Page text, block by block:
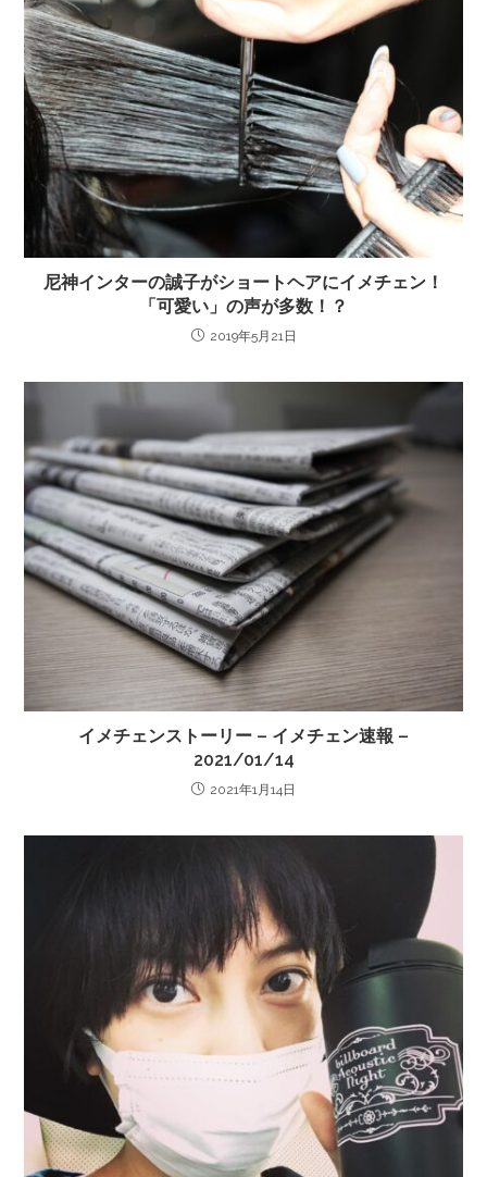
尼神インターの誠子がショートヘアにイメチェン！
「可愛い」の声が多数！？
2019年5月21日
イメチェンストーリー – イメチェン速報 –
2021/01/14
2021年1月14日